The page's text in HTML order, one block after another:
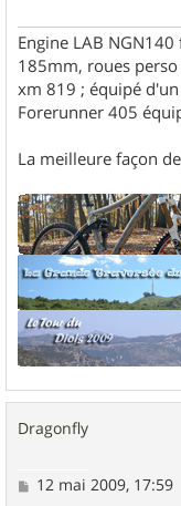
Engine LAB
185mm, roues
xm 819 ; équipé d'un
Forerunner 405
La meilleure façon
Dragonfly
M12 mai 2009, 17:59